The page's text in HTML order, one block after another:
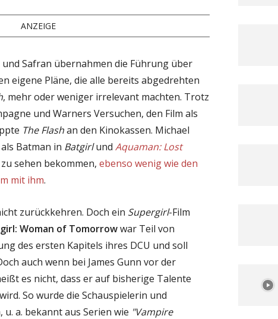
ANZEIGE
und Safran übernahmen die Führung über
eigene Pläne, die alle bereits abgedrehten
, mehr oder weniger irrelevant machten. Trotz
und Warners Versuchen, den Film als
The Flashan den Kinokassen. Michael
Batman in Batgirlund Aquaman: Lost
sehen bekommen, ebenso wenig wie den
mit ihm.
zurückkehren. Doch ein Supergirl-Film
Woman of Tomorrowwar Teil von
des ersten Kapitels ihres DCU und soll
auch wenn bei James Gunn vor der
es nicht, dass er auf bisherige Talente
So wurde die Schauspielerin und
a. bekannt aus Serien wie "Vampire